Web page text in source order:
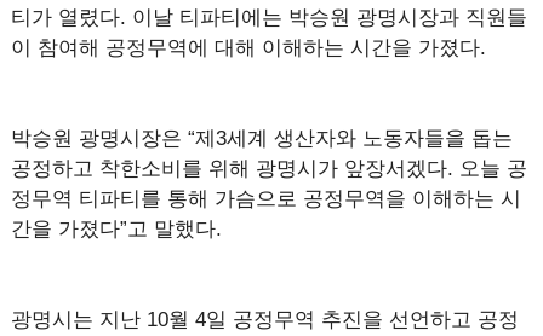
티가 열렸다. 이날 티파티에는 박승원 광명시장과 직원들
이 참여해 공정무역에 대해 이해하는 시간을 가졌다.
박승원 광명시장은 “제3세계 생산자와 노동자들을 돕는
공정하고 착한소비를 위해 광명시가 앞장서겠다. 오늘 공
정무역 티파티를 통해 가슴으로 공정무역을 이해하는 시
간을 가졌다”고 말했다.
광명시는 지난 10월 4일 공정무역 추진을 선언하고 공정